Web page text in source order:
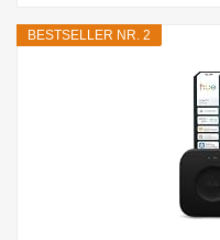
BESTSELLER NR. 2